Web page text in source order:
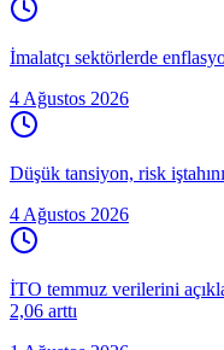
İmalatçı sektörlerde
4 Ağustos 2026
Düşük tansiyon, risk
4 Ağustos 2026
İTO temmuz verilerini
2,06 arttı